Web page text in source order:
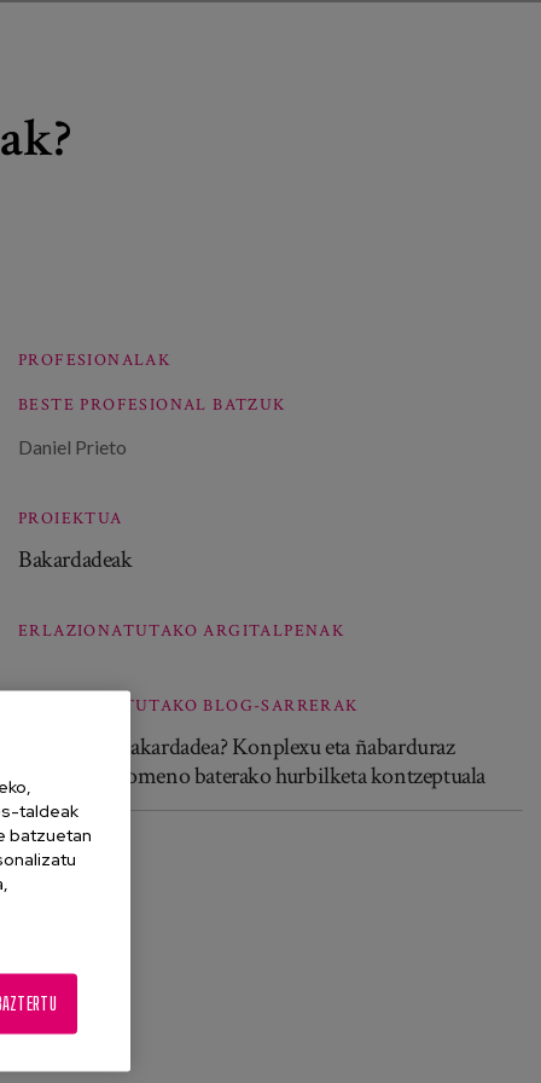
PROFESIONALAK
BESTE PROFESIONAL BATZUK
Daniel Prieto
PROIEKTUA
Bakardadeak
ERLAZIONATUTAKO ARGITALPENAK
ERLAZIONATUTAKO BLOG-SARRERAK
Nora zoaz, Bakardadea? Konplexu eta ñabarduraz
beteriko fenomeno baterako hurbilketa kontzeptuala
taldeak
batzuetan